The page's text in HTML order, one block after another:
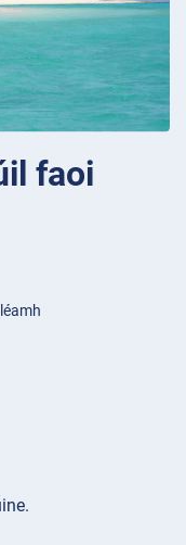
faoi